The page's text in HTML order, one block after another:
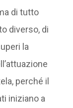
di tutto
diverso, di
la
perché il
iniziano a